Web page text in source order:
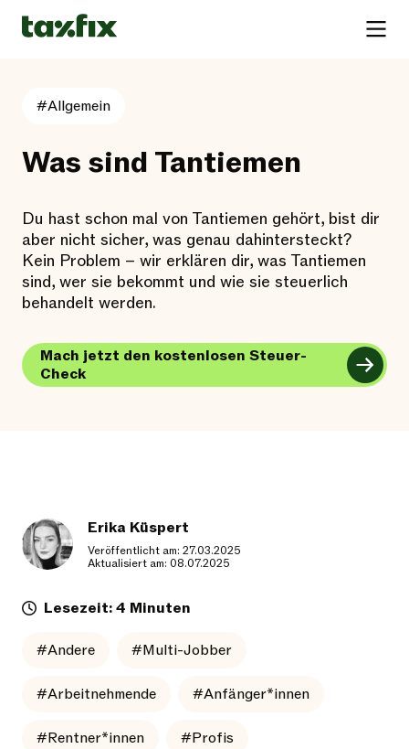
#Allgemein
Was sind Tantiemen
Du hast schon mal von Tantiemen gehört, bist dir
aber nicht sicher, was genau dahintersteckt?
Kein Problem – wir erklären dir, was Tantiemen
sind, wer sie bekommt und wie sie steuerlich
behandelt werden.
Mach jetzt den kostenlosen Steuer-
Check
Erika Küspert
Veröffentlicht am: 27.03.2025
Aktualisiert am: 08.07.2025
Lesezeit: 4 Minuten
#Andere #Multi-Jobber
#Arbeitnehmende #Anfänger*innen
#Rentner*innen #Profis